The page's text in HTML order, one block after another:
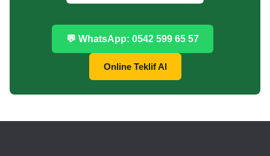
💬 WhatsApp: 0542 599 65 57
Online Teklif Al